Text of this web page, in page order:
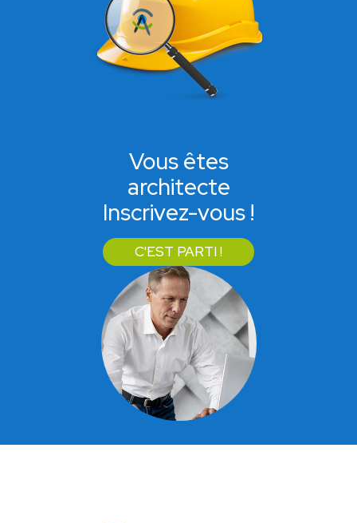
Vous êtes
architecte
Inscrivez-vous !
C'EST PARTI !